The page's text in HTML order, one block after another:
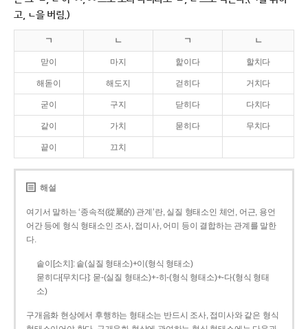
고, ㄴ을 버림.)
ㄱ ㄴ ㄱ ㄴ
맏이 마지 핥이다 할치다
해돋이 해도지 걷히다 거치다
굳이 구지 닫히다 다치다
같이 가치 묻히다 무치다
끝이 끄치
해설
여기서 말하는 ‘종속적(從屬的) 관계’란, 실질 형태소인 체언, 어근, 용언
어간 등에 형식 형태소인 조사, 접미사, 어미 등이 결합하는 관계를 말한
다.
솥이[소치]: 솥(실질 형태소)+이(형식 형태소)
묻히다[무치다]: 묻­-(실질 형태소)+­-히­-(형식 형태소)+-다(형식 형태
소)
구개음화 현상에서 후행하는 형태소는 반드시 조사, 접미사와 같은 형식